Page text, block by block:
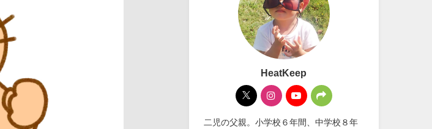
HeatKeep
二児の父親。小学校６年間、中学校８年